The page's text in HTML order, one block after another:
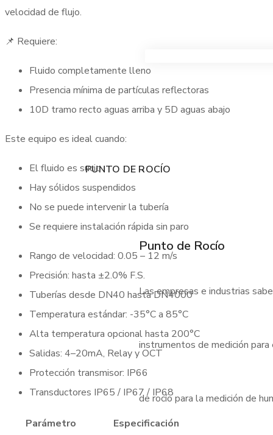
PUNTO DE ROCÍO
Punto de Rocío
Las empresas e industrias
instrumentos de medición
de rocío para la medición de
velocidad de flujo.
📌 Requiere:
Fluido completamente lleno
Presencia mínima de partículas reflectoras
10D tramo recto aguas arriba y 5D aguas abajo
Este equipo es ideal cuando:
El fluido es sucio
Hay sólidos suspendidos
No se puede intervenir la tubería
Se requiere instalación rápida sin paro
Rango de velocidad: 0.05 – 12 m/s
Precisión: hasta ±2.0% F.S.
Tuberías desde DN40 hasta DN4000
Temperatura estándar: -35°C a 85°C
Alta temperatura opcional hasta 200°C
Salidas: 4–20mA, Relay y OCT
Protección transmisor: IP66
Transductores IP65 / IP67 / IP68
Parámetro
Especificación